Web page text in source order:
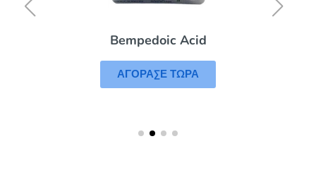
Bempedoic Acid
ΑΓΟΡΑΣΕ ΤΩΡΑ